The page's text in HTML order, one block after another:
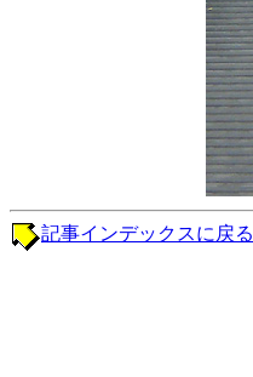
記事インデックスに戻る